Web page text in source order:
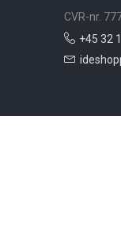
CVR-nr.
+45 32